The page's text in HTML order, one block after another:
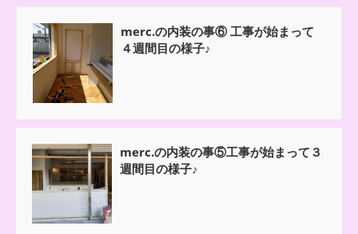
merc.の内装の事⑥ 工事が始まって
４週間目の様子♪
merc.の内装の事⑤工事が始まって３
週間目の様子♪